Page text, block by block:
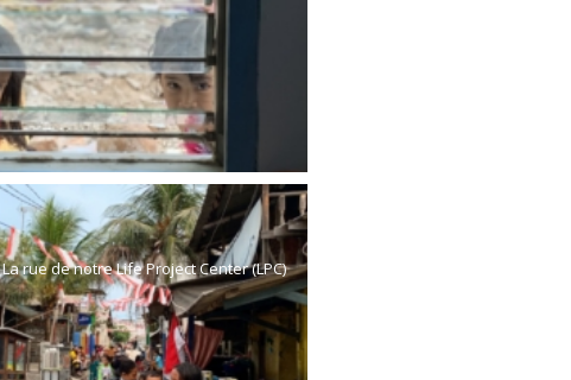
La rue de notre Life Project Center (LPC)